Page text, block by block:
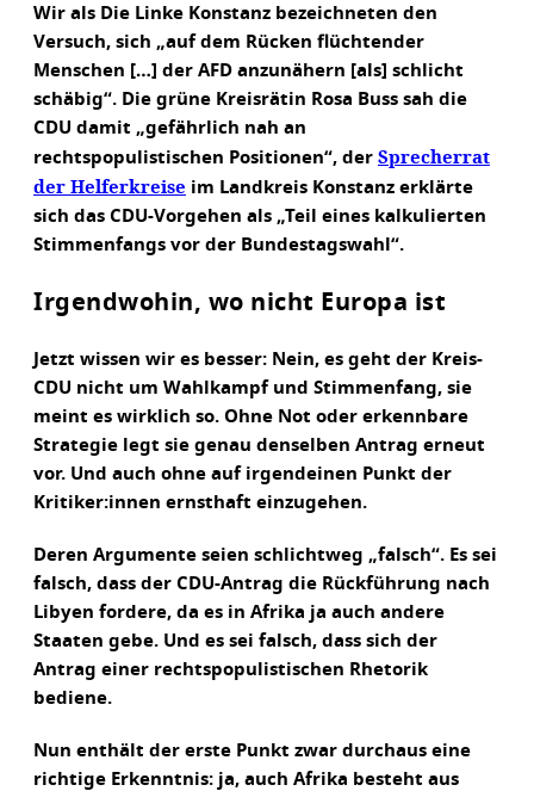
Wir als Die Linke Konstanz bezeichneten den
Versuch, sich „auf dem Rücken flüchtender
Menschen […] der AFD anzunähern [als] schlicht
schäbig“. Die grüne Kreisrätin Rosa Buss sah die
CDU damit „gefährlich nah an
rechtspopulistischen Positionen“, der Sprecherrat
der Helferkreise im Landkreis Konstanz erklärte
sich das CDU-Vorgehen als „Teil eines kalkulierten
Stimmenfangs vor der Bundestagswahl“.
Irgendwohin, wo nicht Europa ist
Jetzt wissen wir es besser: Nein, es geht der Kreis-
CDU nicht um Wahlkampf und Stimmenfang, sie
meint es wirklich so. Ohne Not oder erkennbare
Strategie legt sie genau denselben Antrag erneut
vor. Und auch ohne auf irgendeinen Punkt der
Kritiker:innen ernsthaft einzugehen.
Deren Argumente seien schlichtweg „falsch“. Es sei
falsch, dass der CDU-Antrag die Rückführung nach
Libyen fordere, da es in Afrika ja auch andere
Staaten gebe. Und es sei falsch, dass sich der
Antrag einer rechtspopulistischen Rhetorik
bediene.
Nun enthält der erste Punkt zwar durchaus eine
richtige Erkenntnis: ja, auch Afrika besteht aus